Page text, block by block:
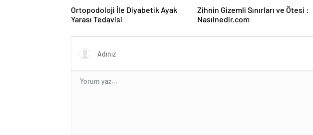
Ortopodoloji İle Diyabetik Ayak
Yarası Tedavisi
Zihnin Gizemli Sınırları ve Ötesi :
Nasılnedir.com